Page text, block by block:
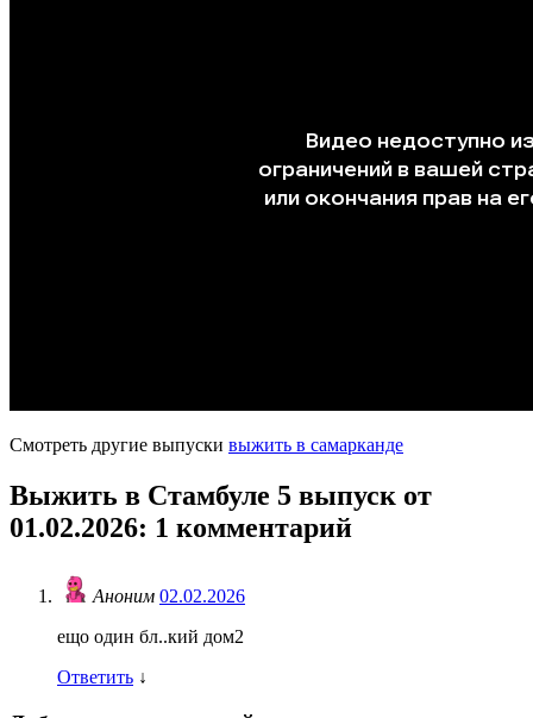
Смотреть другие выпуски выжить в самарканде
Выжить в Стамбуле 5 выпуск от
01.02.2026: 1 комментарий
Аноним 02.02.2026
ещо один бл..кий дом2
Ответить ↓